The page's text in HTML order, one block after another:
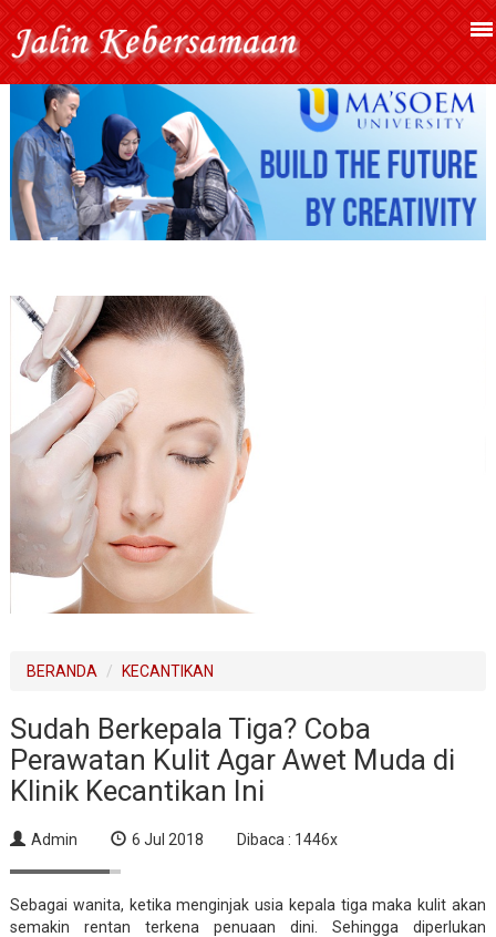
BERANDA KECANTIKAN
Sudah Berkepala Tiga? Coba
Perawatan Kulit Agar Awet Muda di
Klinik Kecantikan Ini
Admin 6 Jul 2018 Dibaca : 1446x
Sebagai wanita, ketika menginjak usia kepala tiga maka kulit akan
semakin rentan terkena penuaan dini. Sehingga diperlukan